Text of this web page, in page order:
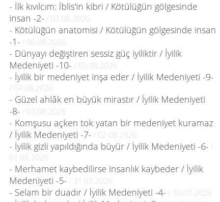
- İlk kıvılcım: İblis'in kibri / Kötülüğün gölgesinde
insan -2- / 07.08.2026
- Kötülüğün anatomisi / Kötülüğün gölgesinde insan
-1- / 06.08.2026
- Dünyayı değiştiren sessiz güç iyiliktir / İyilik
Medeniyeti -10- / 05.08.2026
- İyilik bir medeniyet inşa eder / İyilik Medeniyeti -9-
/ 04.08.2026
- Güzel ahlâk en büyük mirastır / İyilik Medeniyeti
-8- / 03.08.2026
- Komşusu açken tok yatan bir medeniyet kuramaz
/ İyilik Medeniyeti -7- / 02.08.2026
- İyilik gizli yapıldığında büyür / İyilik Medeniyeti -6- /
01.08.2026
- Merhamet kaybedilirse insanlık kaybeder / İyilik
Medeniyeti -5- / 31.07.2026
- Selam bir duadır / İyilik Medeniyeti -4- / 30.07.2026